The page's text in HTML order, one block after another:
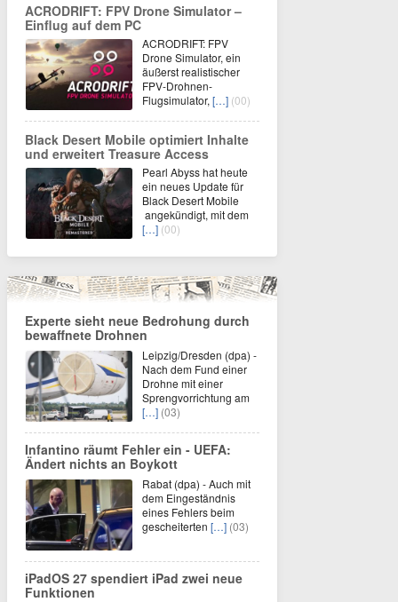
ACRODRIFT: FPV Drone Simulator –
Einflug auf dem PC
ACRODRIFT: FPV
Drone Simulator, ein
äußerst realistischer
FPV-Drohnen-
Flugsimulator, […] (00)
Black Desert Mobile optimiert Inhalte
und erweitert Treasure Access
Pearl Abyss hat heute
ein neues Update für
Black Desert Mobile
angekündigt, mit dem
[…] (00)
Experte sieht neue Bedrohung durch
bewaffnete Drohnen
Leipzig/Dresden (dpa) -
Nach dem Fund einer
Drohne mit einer
Sprengvorrichtung am
[…] (03)
Infantino räumt Fehler ein - UEFA:
Ändert nichts an Boykott
Rabat (dpa) - Auch mit
dem Eingeständnis
eines Fehlers beim
gescheiterten […] (03)
iPadOS 27 spendiert iPad zwei neue
Funktionen